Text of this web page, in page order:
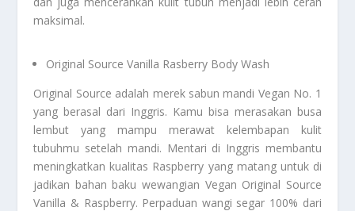
maksimal.
Original Source Vanilla Rasberry Body Wash
Original Source adalah merek sabun mandi Vegan No. 1
yang berasal dari Inggris. Kamu bisa merasakan busa
lembut yang mampu merawat kelembapan kulit
tubuhmu setelah mandi. Mentari di Inggris membantu
meningkatkan kualitas Raspberry yang matang untuk di
jadikan bahan baku wewangian Vegan Original Source
Vanilla & Raspberry. Perpaduan wangi segar 100% dari